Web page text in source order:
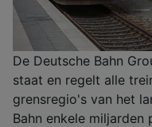
De Deutsche Bahn
staat en regelt alle
grensregio's van het
Bahn enkele miljarden